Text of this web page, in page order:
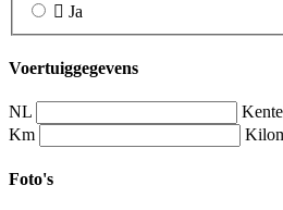
Ja
Voertuiggegevens
NL
Km
Foto's